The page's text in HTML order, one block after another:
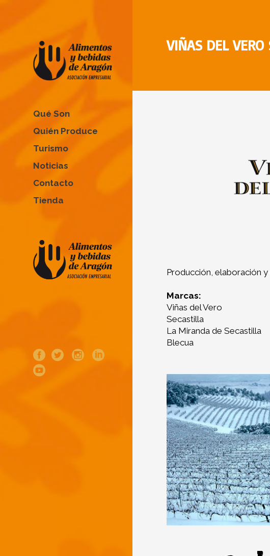
Qué Son
Quién Produce
Turismo
Noticias
Contacto
Tienda
VIÑAS DEL VERO
Producción, elaboración
Marcas:
Viñas del Vero
Secastilla
La Miranda de Secastilla
Blecua